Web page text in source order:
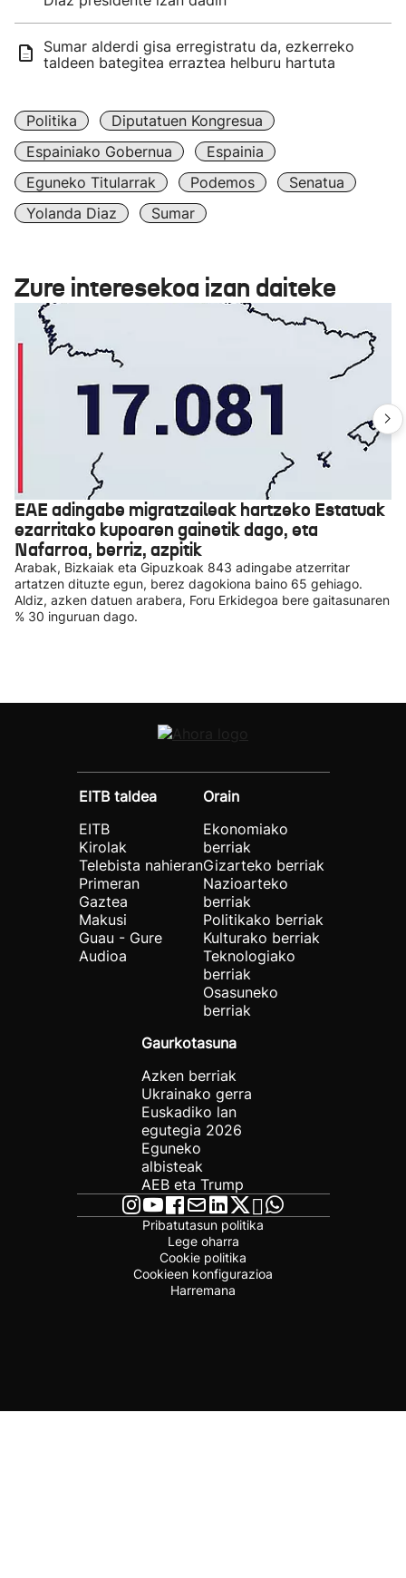
Sumar alderdi gisa erregistratu da, ezkerreko
taldeen bategitea erraztea helburu hartuta
Politika
Diputatuen Kongresua
Espainiako Gobernua
Espainia
Eguneko Titularrak
Podemos
Senatua
Yolanda Diaz
Sumar
Zure interesekoa izan daiteke
EAE adingabe migratzaileak hartzeko Estatuak
ezarritako kupoaren gainetik dago, eta
Nafarroa, berriz, azpitik
Arabak, Bizkaiak eta Gipuzkoak 843 adingabe atzerritar
artatzen dituzte egun, berez dagokiona baino 65 gehiago.
Aldiz, azken datuen arabera, Foru Erkidegoa bere gaitasunaren
% 30 inguruan dago.
EITB taldea
EITB
Kirolak
Telebista nahieran
Primeran
Gaztea
Makusi
Guau - Gure
Audioa
Orain
Ekonomiako
berriak
Gizarteko berriak
Nazioarteko
berriak
Politikako berriak
Kulturako berriak
Teknologiako
berriak
Osasuneko
berriak
Gaurkotasuna
Azken berriak
Ukrainako gerra
Euskadiko lan
egutegia 2026
Eguneko
albisteak
AEB eta Trump
Pribatutasun politika
Lege oharra
Cookie politika
Cookieen konfigurazioa
Harremana